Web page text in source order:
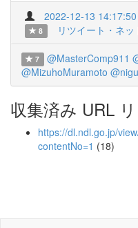
2022-12-13 14:17:50
8
リツイート・ネッ
7 @MasterComp911
@MizuhoMuramoto
収集済み URL
https://dl.ndl.go.jp/
contentNo=1 (18)